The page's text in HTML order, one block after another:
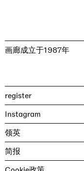
画廊成立于1987年
register
Instagram
领英
简报